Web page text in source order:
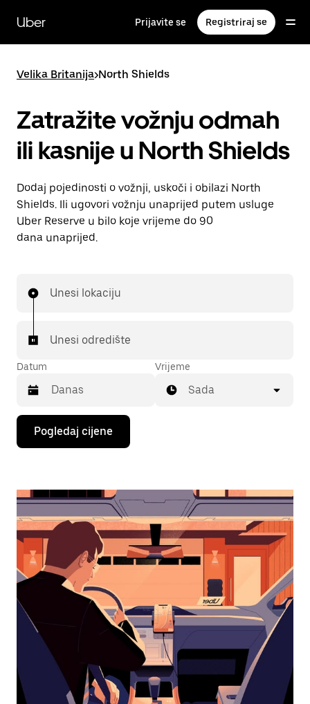
glavni
sadržaj
Uber Prijavite se Registriraj se
Velika Britanija>North Shields
Zatražite vožnju odmah
ili kasnije u North Shields
Dodaj pojedinosti o vožnji, uskoči i obilazi North
Shields. Ili ugovori vožnju unaprijed putem usluge
Uber Reserve u bilo koje vrijeme do 90
dana unaprijed.
Unesi lokaciju
Unesi odredište
Datum
Pritisni
tipku
sa
za
s
kalendarom
odaberi
datum.
Pritisni
tipku
escape
zatvaranje
kalendara.
Vrijeme
Sada
Pogledaj cijene